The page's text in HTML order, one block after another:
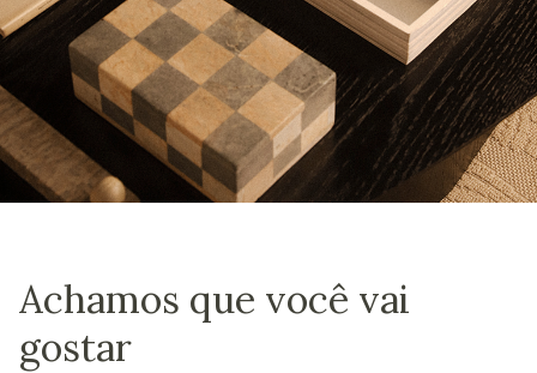
Achamos que você vai
gostar